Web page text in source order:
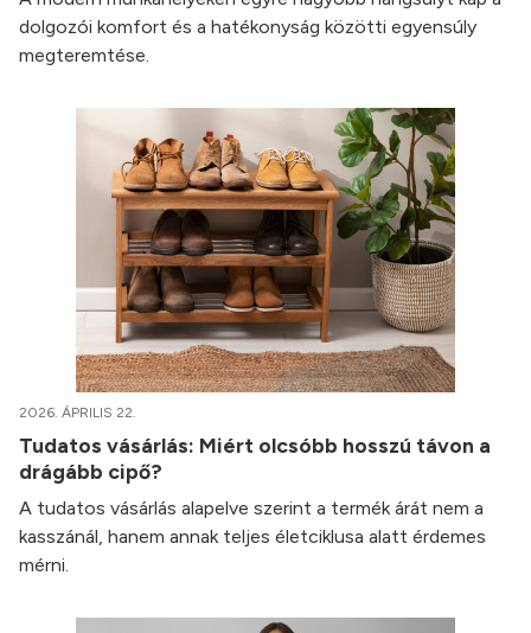
dolgozói komfort és a hatékonyság közötti egyensúly
megteremtése.
2026. ÁPRILIS 22.
Tudatos vásárlás: Miért olcsóbb hosszú távon a
drágább cipő?
A tudatos vásárlás alapelve szerint a termék árát nem a
kasszánál, hanem annak teljes életciklusa alatt érdemes
mérni.